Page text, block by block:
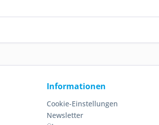
Informationen
Cookie-Einstellungen
Newsletter